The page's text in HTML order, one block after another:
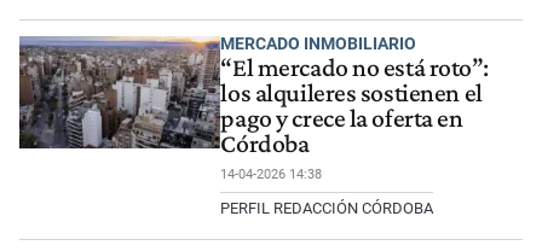
MERCADO INMOBILIARIO
“El mercado no está roto”:
los alquileres sostienen el
pago y crece la oferta en
Córdoba
14-04-2026 14:38
PERFIL REDACCIÓN CÓRDOBA